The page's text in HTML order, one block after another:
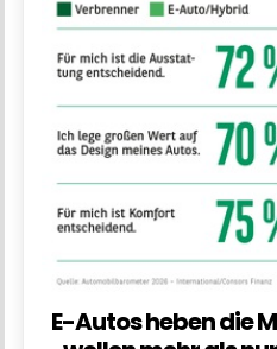
E-Autos heben die